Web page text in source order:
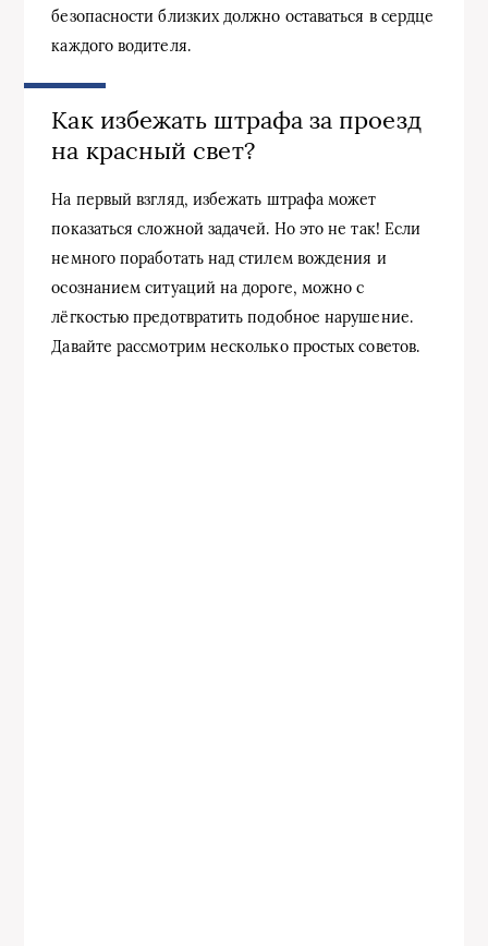
безопасности близких должно оставаться в сердце
каждого водителя.
Как избежать штрафа за проезд
на красный свет?
На первый взгляд, избежать штрафа может
показаться сложной задачей. Но это не так! Если
немного поработать над стилем вождения и
осознанием ситуаций на дороге, можно с
лёгкостью предотвратить подобное нарушение.
Давайте рассмотрим несколько простых советов.